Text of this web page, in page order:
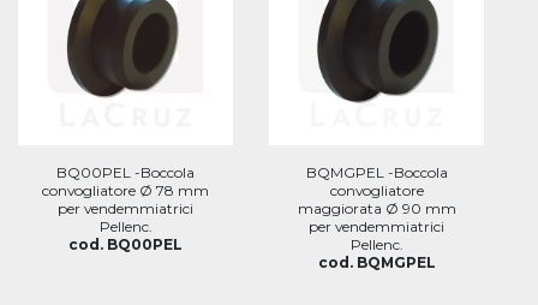
BQ00PEL -Boccola
convogliatore Ø 78 mm
per vendemmiatrici
Pellenc.
cod. BQ00PEL
BQMGPEL -Boccola
convogliatore
maggiorata Ø 90 mm
per vendemmiatrici
Pellenc.
cod. BQMGPEL